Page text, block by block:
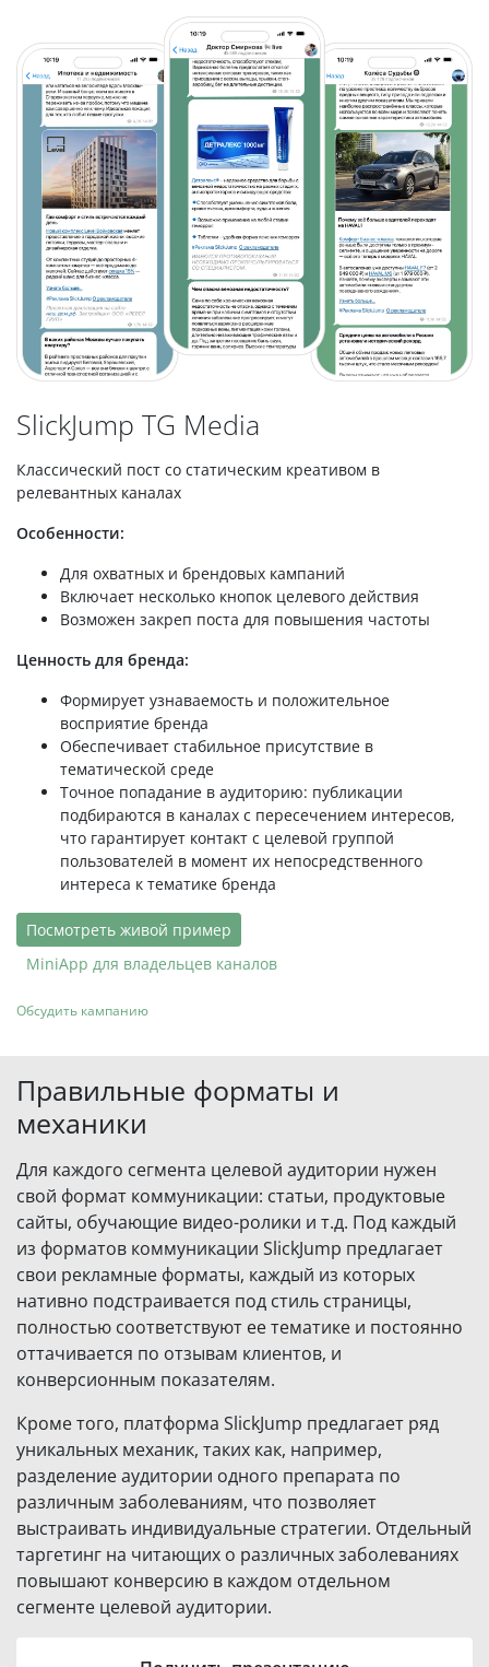
SlickJump TG Media
Классический пост со статическим креативом в
релевантных каналах
Особенности:
Для охватных и брендовых кампаний
Включает несколько кнопок целевого действия
Возможен закреп поста для повышения частоты
Ценность для бренда:
Формирует узнаваемость и положительное
восприятие бренда
Обеспечивает стабильное присутствие в
тематической среде
Точное попадание в аудиторию: публикации
подбираются в каналах с пересечением интересов,
что гарантирует контакт с целевой группой
пользователей в момент их непосредственного
интереса к тематике бренда
Посмотреть живой пример
MiniApp для владельцев каналов
Обсудить кампанию
Правильные форматы и
механики
Для каждого сегмента целевой аудитории нужен
свой формат коммуникации: статьи, продуктовые
сайты, обучающие видео-ролики и т.д. Под каждый
из форматов коммуникации SlickJump предлагает
свои рекламные форматы, каждый из которых
нативно подстраивается под стиль страницы,
полностью соответствуют ее тематике и постоянно
оттачивается по отзывам клиентов, и
конверсионным показателям.
Кроме того, платформа SlickJump предлагает ряд
уникальных механик, таких как, например,
разделение аудитории одного препарата по
различным заболеваниям, что позволяет
выстраивать индивидуальные стратегии. Отдельный
таргетинг на читающих о различных заболеваниях
повышают конверсию в каждом отдельном
сегменте целевой аудитории.